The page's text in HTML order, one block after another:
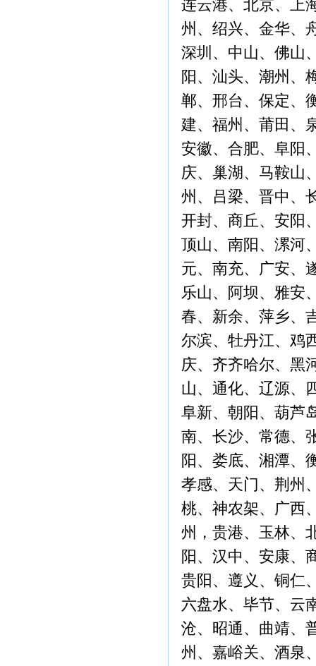
连云港、北京、上
州、绍兴、金华、
深圳、中山、佛山
阳、汕头、潮州、
郸、邢台、保定、
建、福州、莆田、
安徽、合肥、阜阳
庆、巢湖、马鞍山
州、吕梁、晋中、
开封、商丘、安阳
顶山、南阳、漯河
元、南充、广安、
乐山、阿坝、雅安
春、新余、萍乡、
尔滨、牡丹江、鸡
庆、齐齐哈尔、黑
山、通化、辽源、
阜新、朝阳、葫芦
南、长沙、常德、
阳、娄底、湘潭、
孝感、天门、荆州
桃、神农架、广西
州，贵港、玉林、
阳、汉中、安康、
贵阳、遵义、铜仁
六盘水、毕节、云
沧、昭通、曲靖、
州、嘉峪关、酒泉